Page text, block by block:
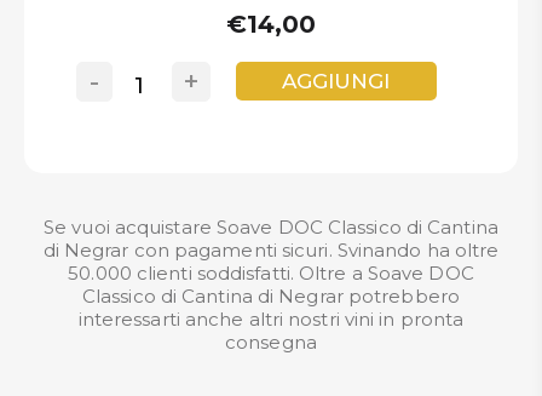
€14,00
+
- AGGIUNGI
Se vuoi acquistare Soave DOC Classico di Cantina
di Negrar con pagamenti sicuri. Svinando ha oltre
50.000 clienti soddisfatti. Oltre a Soave DOC
Classico di Cantina di Negrar potrebbero
interessarti anche altri nostri vini in pronta
consegna